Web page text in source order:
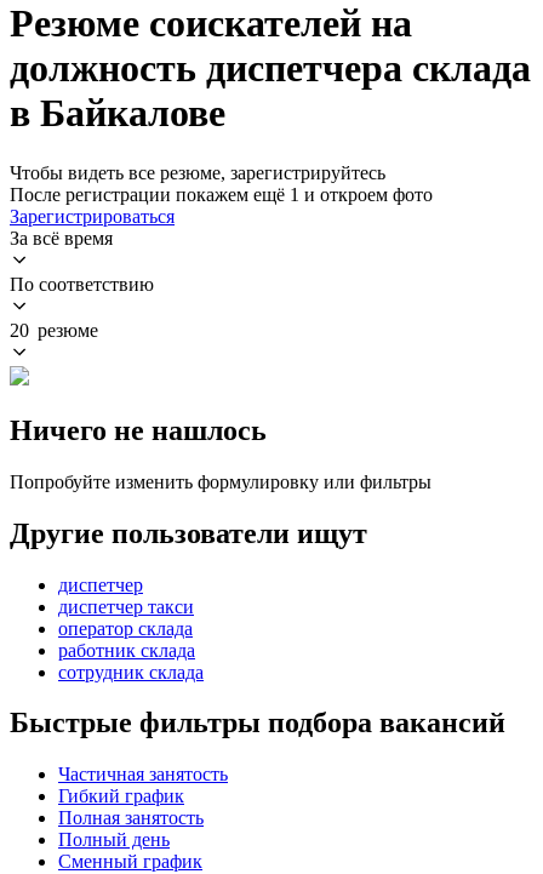
Резюме соискателей на
должность диспетчера склада
в Байкалове
Чтобы видеть все резюме, зарегистрируйтесь
После регистрации покажем ещё 1 и откроем фото
Зарегистрироваться
За всё время
По соответствию
20 резюме
Ничего не нашлось
Попробуйте изменить формулировку или фильтры
Другие пользователи ищут
диспетчер
диспетчер такси
оператор склада
работник склада
сотрудник склада
Быстрые фильтры подбора вакансий
Частичная занятость
Гибкий график
Полная занятость
Полный день
Сменный график